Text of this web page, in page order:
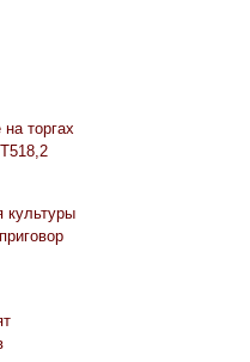
торгах
культуры